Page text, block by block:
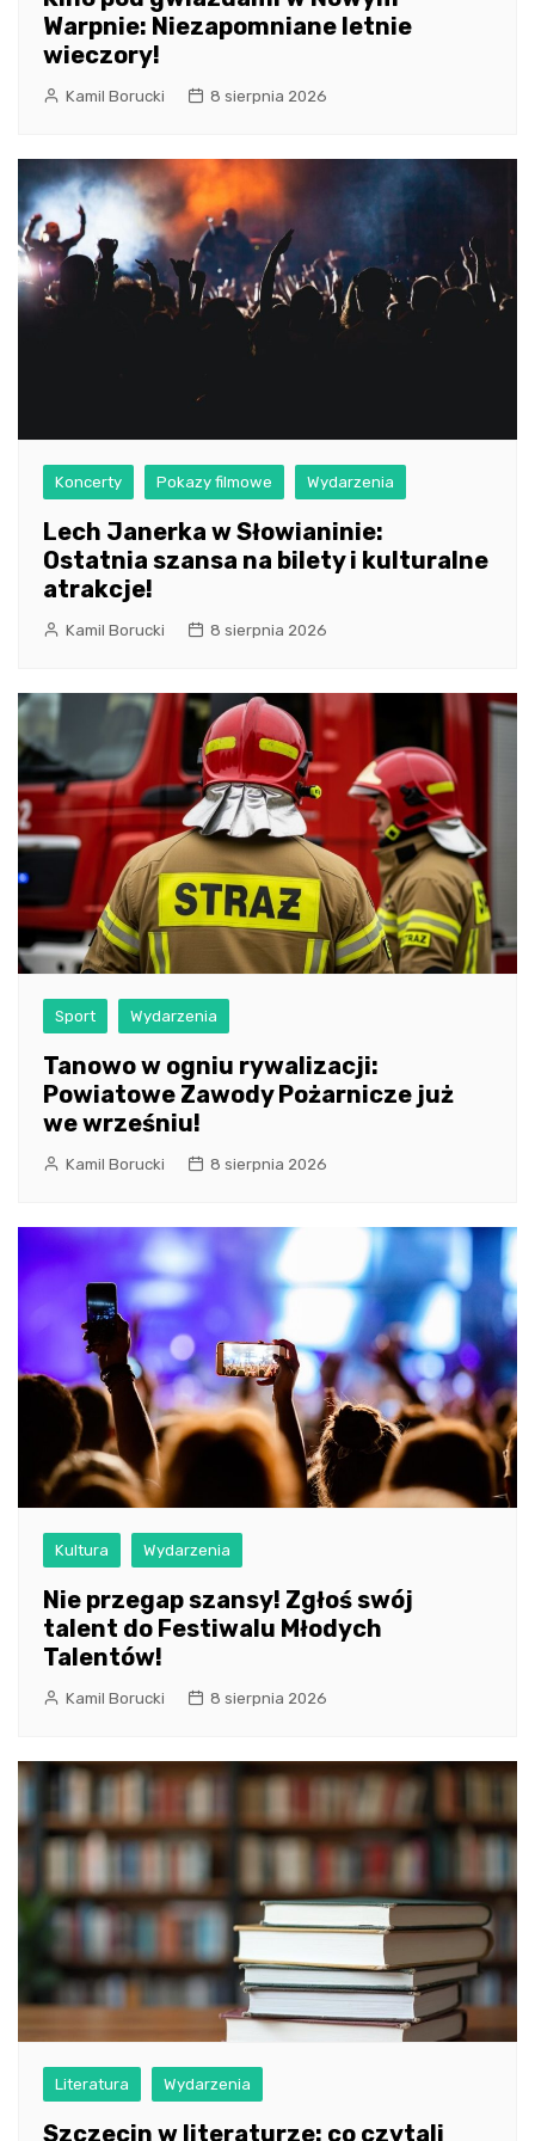
Warpnie: Niezapomniane letnie
wieczory!
Kamil Borucki 8 sierpnia 2026
Koncerty Pokazy filmowe Wydarzenia
Lech Janerka w Słowianinie:
Ostatnia szansa na bilety i kulturalne
atrakcje!
Kamil Borucki 8 sierpnia 2026
Sport Wydarzenia
Tanowo w ogniu rywalizacji:
Powiatowe Zawody Pożarnicze już
we wrześniu!
Kamil Borucki 8 sierpnia 2026
Kultura Wydarzenia
Nie przegap szansy! Zgłoś swój
talent do Festiwalu Młodych
Talentów!
Kamil Borucki 8 sierpnia 2026
Literatura Wydarzenia
Szczecin w literaturze: co czytali